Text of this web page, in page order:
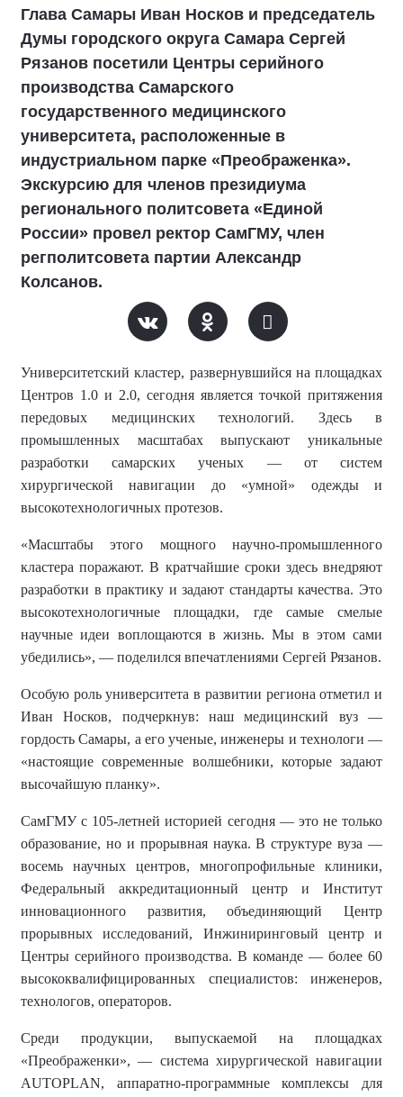
Глава Самары Иван Носков и председатель
Думы городского округа Самара Сергей
Рязанов посетили Центры серийного
производства Самарского
государственного медицинского
университета, расположенные в
индустриальном парке «Преображенка».
Экскурсию для членов президиума
регионального политсовета «Единой
России» провел ректор СамГМУ, член
регполитсовета партии Александр
Колсанов.
Университетский кластер, развернувшийся на площадках
Центров 1.0 и 2.0, сегодня является точкой притяжения
передовых медицинских технологий. Здесь в
промышленных масштабах выпускают уникальные
разработки самарских ученых — от систем
хирургической навигации до «умной» одежды и
высокотехнологичных протезов.
«Масштабы этого мощного научно-промышленного
кластера поражают. В кратчайшие сроки здесь внедряют
разработки в практику и задают стандарты качества. Это
высокотехнологичные площадки, где самые смелые
научные идеи воплощаются в жизнь. Мы в этом сами
убедились», — поделился впечатлениями Сергей Рязанов.
Особую роль университета в развитии региона отметил и
Иван Носков, подчеркнув: наш медицинский вуз —
гордость Самары, а его ученые, инженеры и технологи —
«настоящие современные волшебники, которые задают
высочайшую планку».
СамГМУ с 105-летней историей сегодня — это не только
образование, но и прорывная наука. В структуре вуза —
восемь научных центров, многопрофильные клиники,
Федеральный аккредитационный центр и Институт
инновационного развития, объединяющий Центр
прорывных исследований, Инжиниринговый центр и
Центры серийного производства. В команде — более 60
высококвалифицированных специалистов: инженеров,
технологов, операторов.
Среди продукции, выпускаемой на площадках
«Преображенки», — система хирургической навигации
AUTOPLAN, аппаратно-программные комплексы для